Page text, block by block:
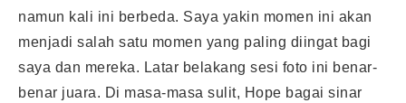
namun kali ini berbeda. Saya yakin momen ini akan
menjadi salah satu momen yang paling diingat bagi
saya dan mereka. Latar belakang sesi foto ini benar-
benar juara. Di masa-masa sulit, Hope bagai sinar